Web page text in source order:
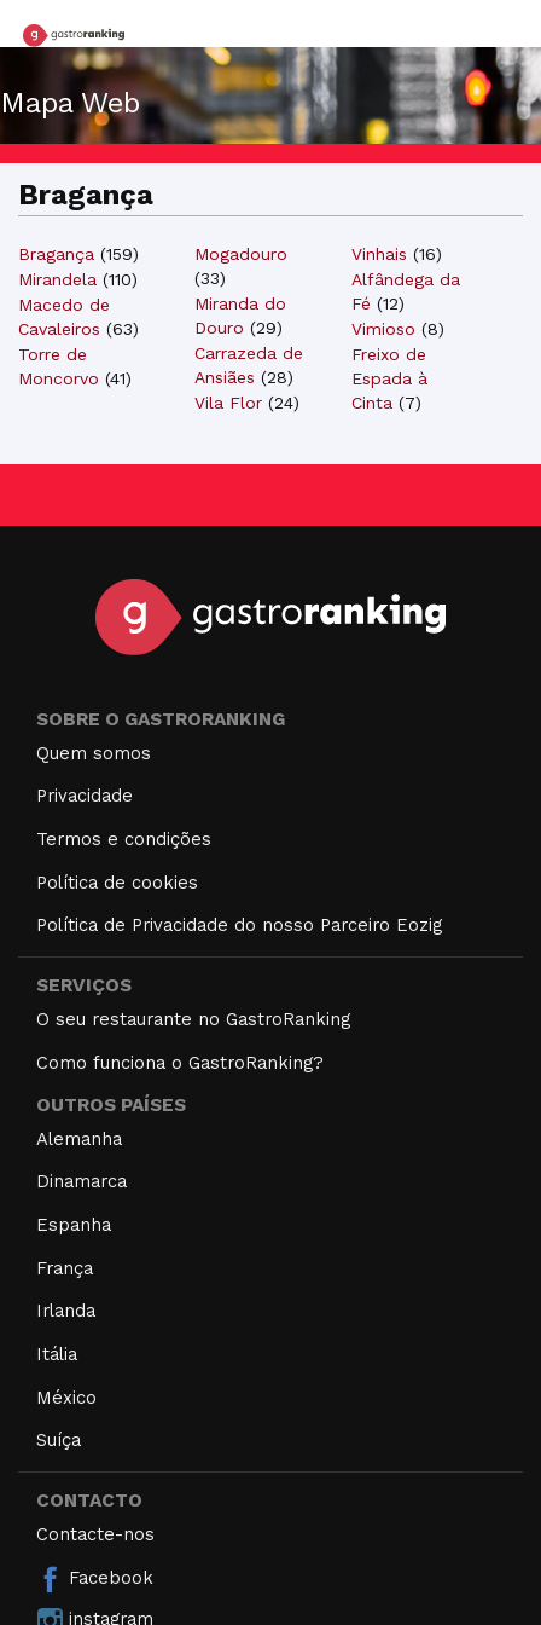
Mapa Web
Bragança
Bragança (159)
Mirandela (110)
Macedo de
Cavaleiros (63)
Torre de
Moncorvo (41)
Mogadouro
(33)
Miranda do
Douro (29)
Carrazeda de
Ansiães (28)
Vila Flor(24)
Vinhais (16)
Alfândega da
Fé (12)
Vimioso (8)
Freixo de
Espada à
Cinta (7)
SOBRE O GASTRORANKING
Quem somos
Privacidade
Termos e condições
Política de cookies
Política de Privacidade do nosso Parceiro Eozig
SERVIÇOS
O seu restaurante no GastroRanking
Como funciona o GastroRanking?
OUTROS PAÍSES
Alemanha
Dinamarca
Espanha
França
Irlanda
Itália
México
Suíça
CONTACTO
Contacte-nos
Facebook
instagram